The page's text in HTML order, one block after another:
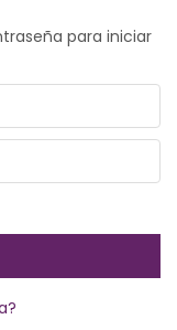
para iniciar